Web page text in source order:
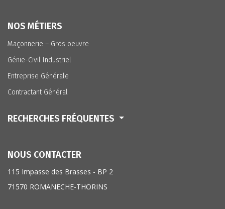
NOS MÉTIERS
Maçonnerie – Gros oeuvre
Génie-Civil Industriel
Entreprise Générale
Contractant Général
RECHERCHES FRÉQUENTES
NOUS CONTACTER
115 Impasse des Brasses - BP 2
71570 ROMANECHE-THORINS